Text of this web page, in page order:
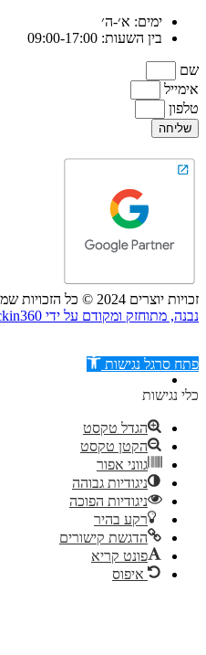
ימים: א׳-ה׳
בין השעות: 09:00-17:00
שם
אימייל
טלפון
שליחה
זכויות יוצרים 2024 © כל הזכויות שמורות ל- לקליק אין
נבנה, מתוחזק ומקודם על ידי Clickin360
דילוג לתוכן
פתח סרגל נגישות
כלי נגישות
הגדל טקסט
הקטן טקסט
גווני אפור
ניגודיות גבוהה
ניגודיות הפוכה
רקע בהיר
הדגשת קישורים
פונט קריא
איפוס